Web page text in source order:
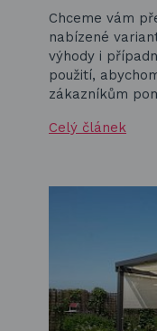
Chceme vám
nabízené
výhody i
použití,
zákazníkům
Celý článek